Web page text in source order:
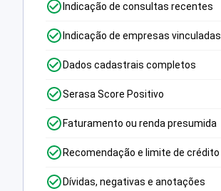
Indicação de consultas recentes
Indicação de empresas vinculadas
Dados cadastrais completos
Serasa Score Positivo
Faturamento ou renda presumida
Recomendação e limite de crédito
Dívidas, negativas e anotações